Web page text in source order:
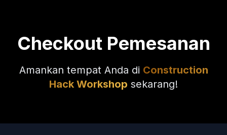
Checkout Pemesanan
Amankan tempat Anda di Construction
Hack Workshop sekarang!